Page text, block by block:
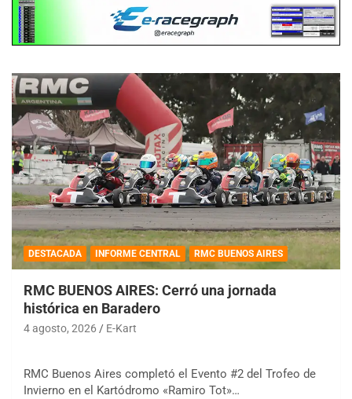
DESTACADA INFORME CENTRAL RMC BUENOS AIRES
RMC BUENOS AIRES: Cerró una jornada
histórica en Baradero
4 agosto, 2026 E-Kart
RMC Buenos Aires completó el Evento #2 del Trofeo de
Invierno en el Kartódromo «Ramiro Tot»…